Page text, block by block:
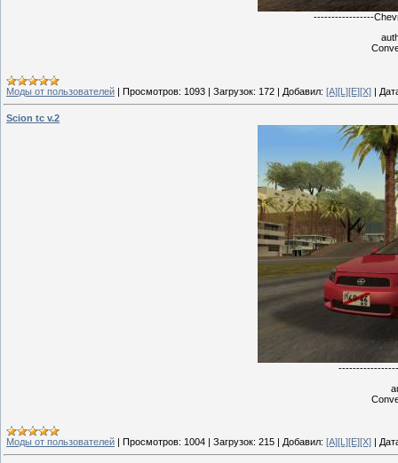
-----------------
Моды от пользователей | Просмотров: 1093 | Загрузок: 172 | Добавил: [A][L][E][X] |
Scion tc v.2
Моды от пользователей Просмотров: 1004 Загрузок: 215 Добавил: [A][L][E][X]